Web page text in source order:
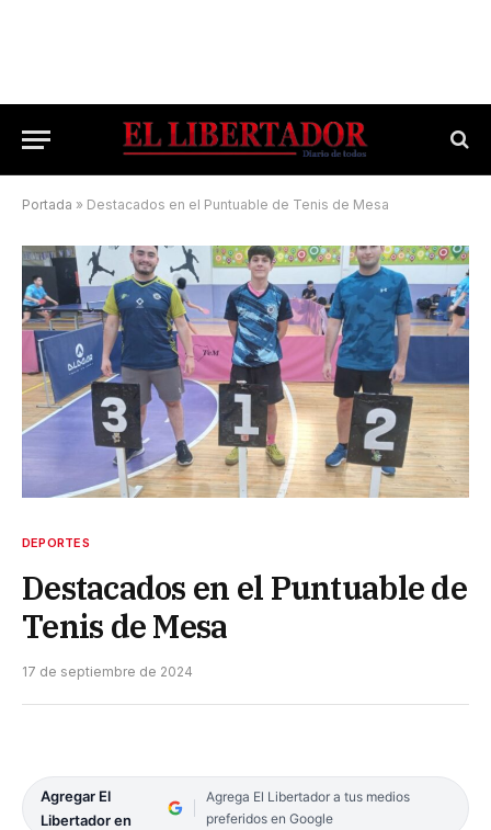
Portada » Destacados en el Puntuable de Tenis de Mesa
DEPORTES
Destacados en el Puntuable de
Tenis de Mesa
17 de septiembre de 2024
Agregar El
Libertador en
Agrega El Libertador a tus medios
preferidos en Google